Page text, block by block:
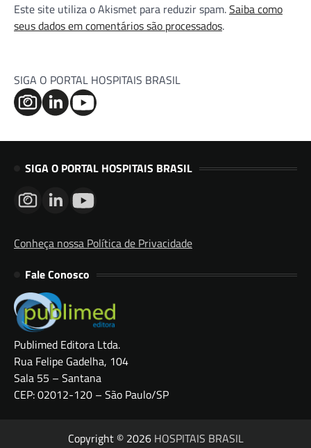
Este site utiliza o Akismet para reduzir spam.Saiba como
seus dados em comentários são processados.
SIGA O PORTAL HOSPITAIS BRASIL
SIGA O PORTAL HOSPITAIS BRASIL
Conheça nossa Política de Privacidade
Fale Conosco
Publimed Editora Ltda.
Rua Felipe Gadelha, 104
Sala 55 – Santana
CEP: 02012-120 – São Paulo/SP
Copyright © 2026 HOSPITAIS BRASIL